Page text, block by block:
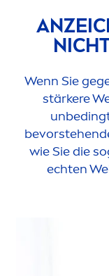
Wenn Sie
stärkere
wie Sie die
echten